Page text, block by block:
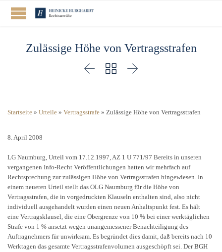
Zulässige Höhe von Vertragsstrafen
  
Startseite » Urteile » Vertragsstrafe » Zulässige Höhe von Vertragsstrafen
8. April 2008
LG Naumburg, Urteil vom 17.12.1997, AZ 1 U 771/97 Bereits in unseren
vergangenen Info-Recht Veröffentlichungen hatten wir mehrfach auf
Rechtsprechung zur zulässigen Höhe von Vertragsstrafen hingewiesen. In
einem neueren Urteil stellt das OLG Naumburg für die Höhe von
Vertragsstrafen, die in vorgedruckten Klauseln enthalten sind, also nicht
individuell ausgehandelt wurden einen neuen Anhaltspunkt fest. Es hält
eine Vertragsklausel, die eine Obergrenze von 10 % bei einer werktäglichen
Strafe von 1 % ansetzt wegen unangemessener Benachteiligung des
Auftragnehmers für unwirksam. Es begründet dies damit, daß bereits nach 10
Werktagen das gesamte Vertragsstrafenvolumen ausgeschöpft sei. Der BGH